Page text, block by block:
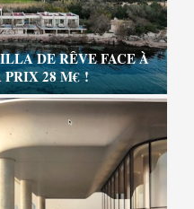
DE RÊVE FACE À
28 M€ !